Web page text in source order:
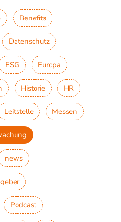
Benefits
Datenschutz
ESG Europa
Historie HR
Leitstelle Messen
news
Podcast